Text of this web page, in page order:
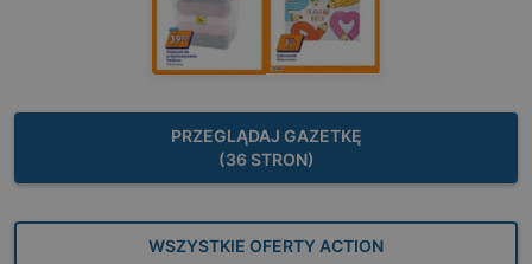
PRZEGLĄDAJ GAZETKĘ
(36 STRON)
WSZYSTKIE OFERTY ACTION